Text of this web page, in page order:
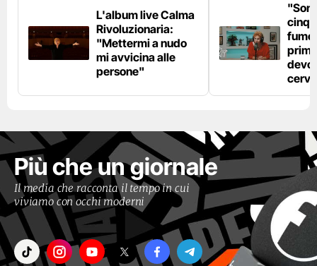
L'album live Calma
Rivoluzionaria:
"Mettermi a nudo
mi avvicina alle
persone"
fumo
devo
Più che un giornale
Il media che racconta il tempo in cui
viviamo con occhi moderni